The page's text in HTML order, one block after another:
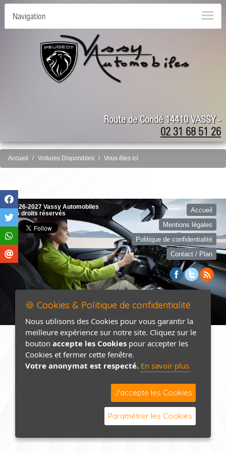
Navigation
Route de Condé 14410 VASSY -
02 31 68 51 26
Accueil Voitures Disponibles Vous êtes ici
©2026-2027 Vassy Automobiles
tous droits réservés
Accueil
Mentions légales
Politique de confidentialité
Contact / Plan
🍪 Cookies & Politique de confidentialité
Nous utilisons des Cookies pour vous garantir la
meilleure expérience sur notre site. Cliquez sur le
bouton accepte les Cookies pour accepter les
Cookies et fermer cette fenêtre.
Votre anonymat est respecté. En savoir plus
J'accepte les Cookies
Paramétrer les Cookies